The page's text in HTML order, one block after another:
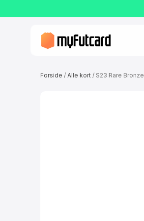
Forside / Alle kort / S23 Rare Bronze